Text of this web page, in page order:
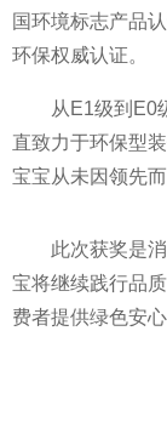
国环境标志产品
环保权威认证。
从E1级到E0
直致力于环保型
宝宝从未因领先而
此次获奖是
宝将继续践行品
费者提供绿色安